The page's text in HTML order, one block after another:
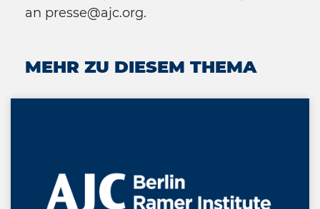
an presse@ajc.org.
MEHR ZU DIESEM THEMA